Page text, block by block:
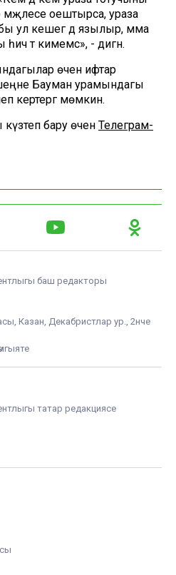
оештырса, ураза
ул кешегә дә язылыр, әмма
тә кимемәс», - дигән.
өчен ифтар
Бауман урамындагы
кертергә мөмкин.
бару өчен Телеграм-
баш редакторы
Казан, Декабристлар ур., 2нче
татар редакциясе